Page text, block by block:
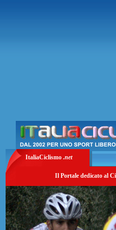
ItaliaCiclismo .net
Il Portale dedicato al